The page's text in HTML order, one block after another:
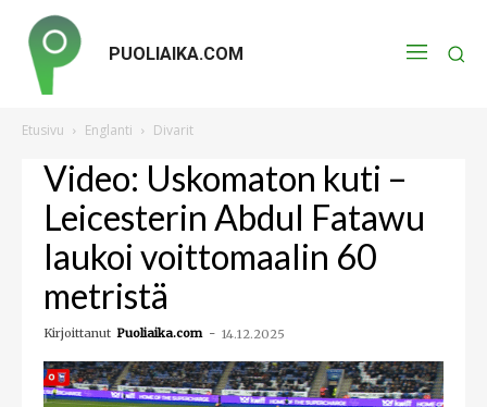
PUOLIAIKA.COM
Etusivu Englanti Divarit
Video: Uskomaton kuti –
Leicesterin Abdul Fatawu
laukoi voittomaalin 60
metristä
Kirjoittanut Puoliaika.com - 14.12.2025